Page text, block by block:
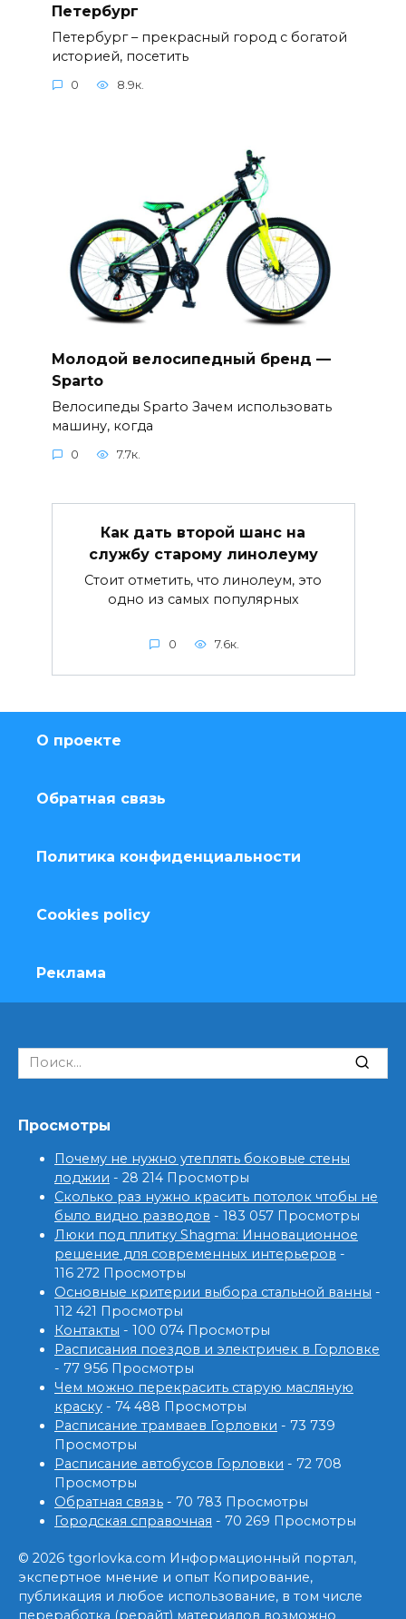
Петербург
Петербург – прекрасный город с богатой
историей, посетить
0 8.9к.
Молодой велосипедный бренд —
Sparto
Велосипеды Sparto Зачем использовать
машину, когда
0 7.7к.
Как дать второй шанс на
службу старому линолеуму
Стоит отметить, что линолеум, это
одно из самых популярных
0 7.6к.
О проекте
Обратная связь
Политика конфиденциальности
Cookies policy
Реклама
Search
for:
Просмотры
Почему не нужно утеплять боковые стены
лоджии - 28 214 Просмотры
Сколько раз нужно красить потолок чтобы не
было видно разводов - 183 057 Просмотры
Люки под плитку Shagma: Инновационное
решение для современных интерьеров -
116 272 Просмотры
Основные критерии выбора стальной ванны -
112 421 Просмотры
Контакты - 100 074 Просмотры
Расписания поездов и электричек в Горловке
- 77 956 Просмотры
Чем можно перекрасить старую масляную
краску - 74 488 Просмотры
Расписание трамваев Горловки - 73 739
Просмотры
Расписание автобусов Горловки - 72 708
Просмотры
Обратная связь - 70 783 Просмотры
Городская справочная - 70 269 Просмотры
© 2026 tgorlovka.com Информационный портал,
экспертное мнение и опыт Копирование,
публикация и любое использование, в том числе